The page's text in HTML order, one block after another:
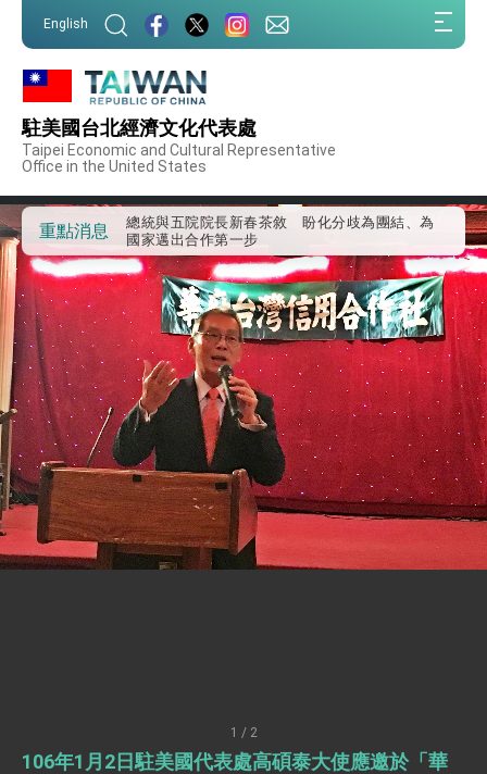
English
駐美國台北經濟文化代表處
Taipei Economic and Cultural Representative
Office in the United States
重點消息
事處」，進一步深化台美交流合作
第一屆亞太在宅醫療大會開幕 總統盼分享臺灣
外交部發布WHA文宣影片「台灣醫療點亮世界」
及「台灣智慧醫療與健康產業展」預告短片，向
世界展現台灣守護全球健康的創新能量
總統出訪史瓦帝尼返國談話 強調臺灣人有權利
走向世界 盼與理念相近國家共同維護國際秩序
訪問
總統與五院院長新春茶敘 盼化分歧為團結、為
國家邁出合作第一步
總統農曆春節談話
台美貿易協議完成簽署達成6大目標、創5大歷史
性突破 總統強調將以3大面向加速臺灣經濟轉型
升級 籲請立院全力支持並盡速通過
臺美簽署「對等貿易協定」確立對等關稅15%且不
疊加 我輸美2072項產品豁免對等關稅
總統接受「法新社」（AFP）專訪內容
外交部長林佳龍於《外交事務》撰文指出：自由
世界 需要台灣，團結合作方能守護繁榮
外交部長林佳龍出席《台灣光華雜誌》50週年慶
「見證蛻變，分享世界的光華」開幕式，期許數
位轉 型迎向下個50年
總統主持「台美經濟繁榮夥伴對話」記者會 說
明臺美合作三大戰略方向 盼與民主夥伴共同引
領 下一個世代的繁榮
外交部長林佳龍接受印尼「時代雜誌」專訪，闡
卓揆：臺美關稅談判階段性結果有助臺灣取得有
利戰略地位 全力支持「臺美對等貿易協定」簽署
1 / 2
106年1月2日駐美國代表處高碩泰大使應邀於「華